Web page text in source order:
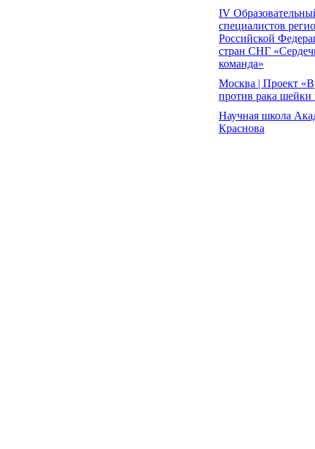
IV
специалистов
Российской
стран СНГ
команда»
Москва | Проект
против рака шейки
Научная школа
Краснова